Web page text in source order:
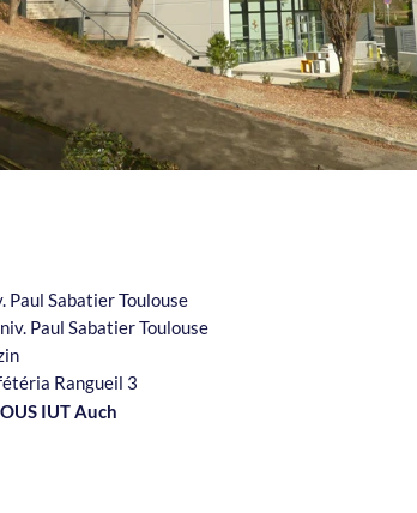
Paul Sabatier Toulouse
Paul Sabatier Toulouse
Rangueil 3
IUT Auch
IUT Auch